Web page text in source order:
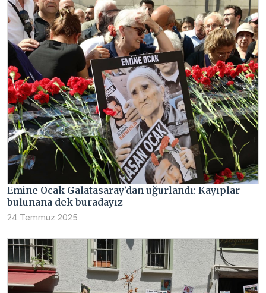
Emine Ocak Galatasaray’dan uğurlandı: Kayıplar
bulunana dek buradayız
24 Temmuz 2025